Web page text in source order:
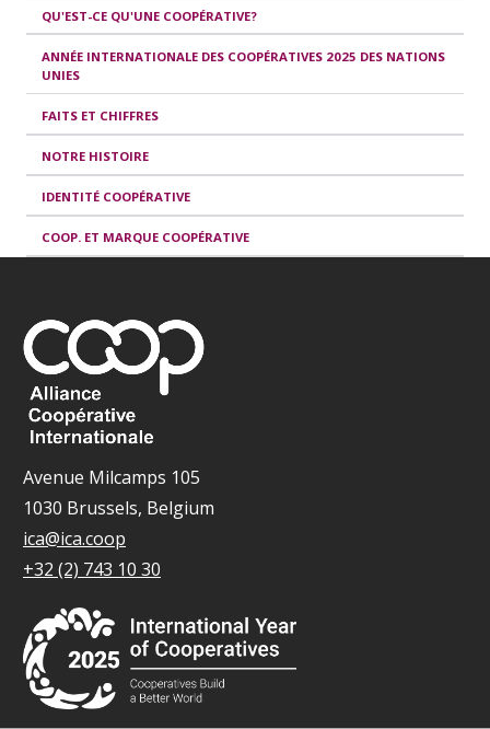
QU'EST-CE QU'UNE COOPÉRATIVE?
ANNÉE INTERNATIONALE DES COOPÉRATIVES 2025 DES NATIONS
UNIES
FAITS ET CHIFFRES
NOTRE HISTOIRE
IDENTITÉ COOPÉRATIVE
COOP. ET MARQUE COOPÉRATIVE
Avenue Milcamps 105
1030 Brussels, Belgium
ica@ica.coop
+32 (2) 743 10 30